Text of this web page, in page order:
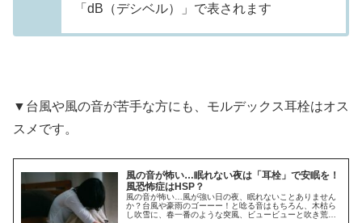
「dB（デシベル）」で表されます
▼台風や風の音が苦手な方にも、モルデックス耳栓はオス
スメです。
風の音が怖い…眠れない夜は「耳栓」で安眠を！
風恐怖症はHSP？
風の音が怖い…風が強い日の夜、眠れないことありません
か？台風や豪雨のゴーーー！と唸る音はもちろん、木枯ら
し吹雪に、春一番のような突風、ビュービューと吹き荒れ